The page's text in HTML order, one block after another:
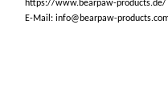
https://www.bearpaw-products.de/
E-Mail: info@bearpaw-